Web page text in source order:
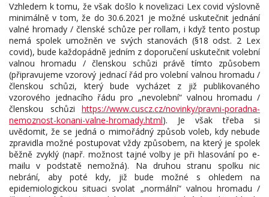
Vzhledem k tomu, že však došlo k novelizaci Lex covid výslovně
minimálně v tom, že do 30.6.2021 je možné uskutečnit jednání
valné hromady / členské schůze per rollam, i když tento postup
nemá spolek umožněn ve svých stanovách (§18 odst. 2 Lex
covid), bude každopádně jedním z doporučení uskutečnit volební
valnou hromadu / členskou schůzi právě tímto způsobem
(připravujeme vzorový jednací řád pro volební valnou hromadu /
členskou schůzi, který bude vycházet z již publikovaného
vzorového jednacího řádu pro „nevolební“ valnou hromadu /
členskou schůzi https://www.cuscz.cz/novinky/pravni-poradna-
nemoznost-konani-valne-hromady.html). Je však třeba si
uvědomit, že se jedná o mimořádný způsob voleb, kdy nebude
zpravidla možné postupovat vždy způsobem, na který je spolek
běžně zvyklý (např. možnost tajné volby je při hlasování po e-
mailu v podstatě nemožná). Na druhou stranu spolku nic
nebrání, aby poté kdy, již bude možné s ohledem na
epidemiologickou situaci svolat „normální“ valnou hromadu /